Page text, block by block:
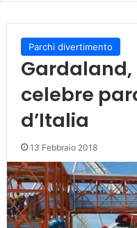
Parchi divertimento
Gardaland,
celebre
d’Italia
13 Febbraio 2018